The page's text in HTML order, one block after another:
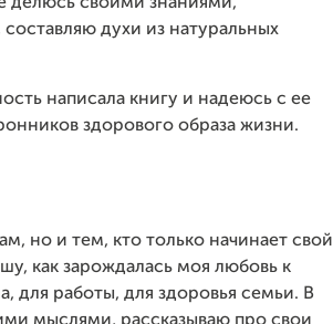
духи из натуральных
написала книгу и надеюсь с ее
здорового образа жизни.
но и тем, кто только начинает свой
как зарождалась моя любовь к
для работы, для здоровья семьи. В